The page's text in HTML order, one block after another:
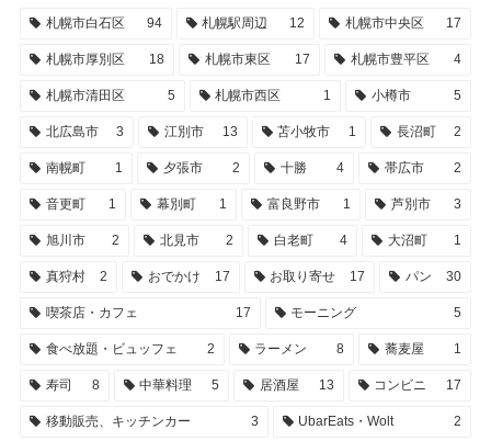
札幌市白石区 94 札幌駅周辺 12 札幌市中央区 17
札幌市厚別区 18 札幌市東区 17 札幌市豊平区 4
札幌市清田区 5 札幌市西区 1 小樽市 5
北広島市 3 江別市 13 苫小牧市 1 長沼町 2
南幌町 1 夕張市 2 十勝 4 帯広市 2
音更町 1 幕別町 1 富良野市 1 芦別市 3
旭川市 2 北見市 2 白老町 4 大沼町 1
真狩村 2 おでかけ 17 お取り寄せ 17 パン 30
喫茶店・カフェ 17 モーニング 5
食べ放題・ビュッフェ 2 ラーメン 8 蕎麦屋 1
寿司 8 中華料理 5 居酒屋 13 コンビニ 17
移動販売、キッチンカー 3 UbarEats・Wolt 2